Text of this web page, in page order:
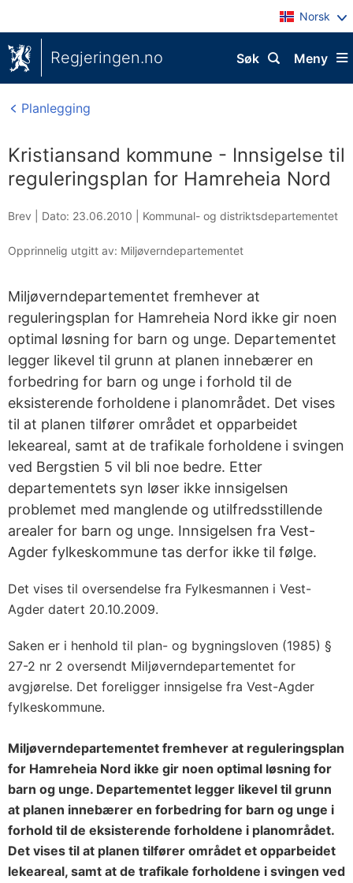
Norsk
Regjeringen.no Meny
Søk
Planlegging
Kristiansand kommune - Innsigelse til
reguleringsplan for Hamreheia Nord
Brev | Dato: 23.06.2010 Kommunal- og distriktsdepartementet
Opprinnelig utgitt av: Miljøverndepartementet
Miljøverndepartementet fremhever at
reguleringsplan for Hamreheia Nord ikke gir noen
optimal løsning for barn og unge. Departementet
legger likevel til grunn at planen innebærer en
forbedring for barn og unge i forhold til de
eksisterende forholdene i planområdet. Det vises
til at planen tilfører området et opparbeidet
lekeareal, samt at de trafikale forholdene i svingen
ved Bergstien 5 vil bli noe bedre. Etter
departementets syn løser ikke innsigelsen
problemet med manglende og utilfredsstillende
arealer for barn og unge. Innsigelsen fra Vest-
Agder fylkeskommune tas derfor ikke til følge.
Det vises til oversendelse fra Fylkesmannen i Vest-
Agder datert 20.10.2009.
Saken er i henhold til plan- og bygningsloven (1985) §
27-2 nr 2 oversendt Miljøverndepartementet for
avgjørelse. Det foreligger innsigelse fra Vest-Agder
fylkeskommune.
Miljøverndepartementet fremhever at reguleringsplan
for Hamreheia Nord ikke gir noen optimal løsning for
barn og unge. Departementet legger likevel til grunn
at planen innebærer en forbedring for barn og unge i
forhold til de eksisterende forholdene i planområdet.
Det vises til at planen tilfører området et opparbeidet
lekeareal, samt at de trafikale forholdene i svingen ved